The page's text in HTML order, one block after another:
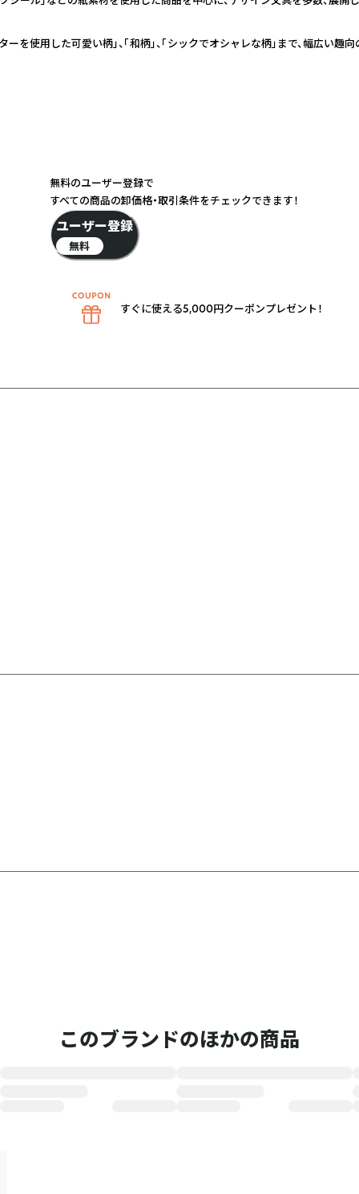
を使用した可愛い柄」、「和柄」、「シックでオシャレな柄」まで、幅広い趣
このブランドのほかの商品
無料のユーザー登録で
すべての商品の卸価格・取引条件をチェックできます！
ユーザー登録
無料
すぐに使える5,000円クーポンプレゼント！